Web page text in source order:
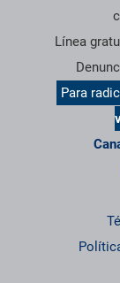
Línea
Para